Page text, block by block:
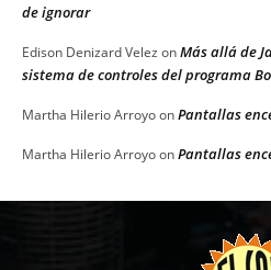
de ignorar
Edison Denizard Velez onMás allá de
sistema de controles del programa
Martha Hilerio ArroyoonPantallas
Martha Hilerio ArroyoonPantallas